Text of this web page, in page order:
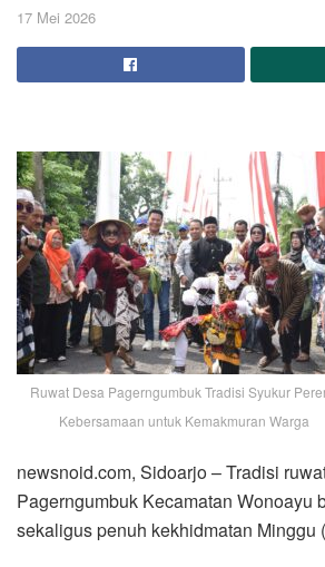
17 Mei 2026
Ruwat Desa Pagerngumbuk Tradisi Syukur
Kebersamaan untuk Kemakmuran Warga
newsnoid.com, Sidoarjo – Tradisi
Pagerngumbuk Kecamatan Wonoayu
sekaligus penuh kekhidmatan Minggu